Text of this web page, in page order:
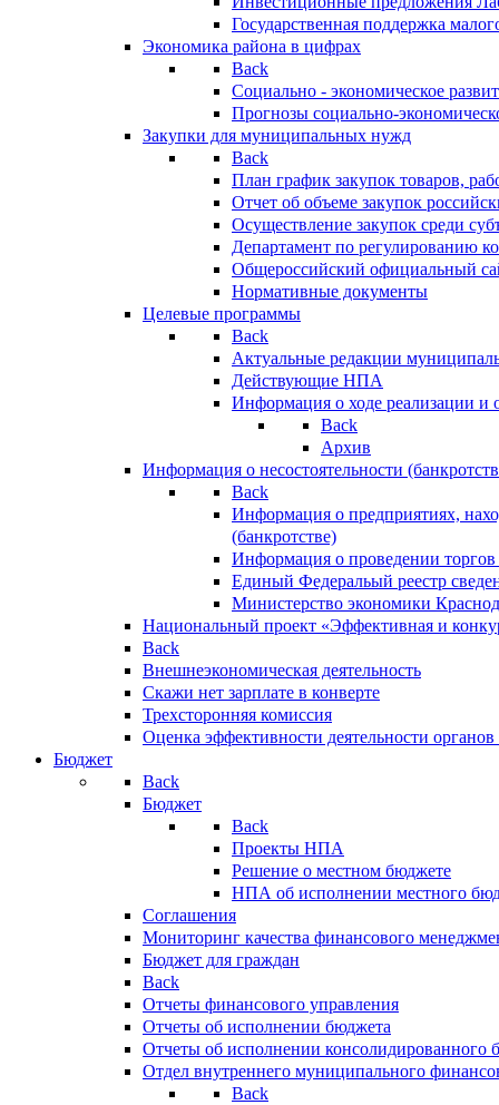
Государственная поддержка
Экономика района в цифрах
Back
Социально - экономическое
Прогнозы социально-
Закупки для муниципальных нужд
Back
План график закупок товаров,
Отчет об объеме закупок
Осуществление закупок среди
Департамент по регулированию
Общероссийский официальный
Нормативные документы
Целевые программы
Back
Актуальные редакции
Действующие НПА
Информация о ходе реализации
Back
Архив
Информация о несостоятельности
Back
Информация о предприятиях,
(банкротстве)
Информация о проведении
Единый Федеральый реестр
Министерство экономики
Национальный проект «Эффективная и
Back
Внешнеэкономическая деятельность
Скажи нет зарплате в конверте
Трехсторонняя комиссия
Оценка эффективности деятельности
Бюджет
Back
Бюджет
Back
Проекты НПА
Решение о местном бюджете
НПА об исполнении местного
Соглашения
Мониторинг качества финансового
Бюджет для граждан
Back
Отчеты финансового управления
Отчеты об исполнении бюджета
Отчеты об исполнении консолидированного
Отдел внутреннего муниципального
Back